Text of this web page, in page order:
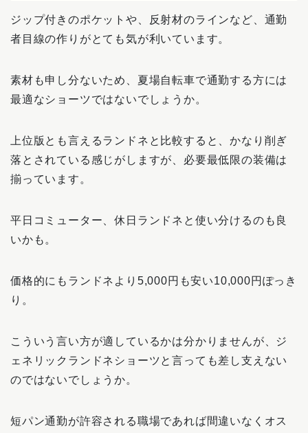
ジップ付きのポケットや、反射材のラインなど、通勤
者目線の作りがとても気が利いています。
素材も申し分ないため、夏場自転車で通勤する方には
最適なショーツではないでしょうか。
上位版とも言えるランドネと比較すると、かなり削ぎ
落とされている感じがしますが、必要最低限の装備は
揃っています。
平日コミューター、休日ランドネと使い分けるのも良
いかも。
価格的にもランドネより5,000円も安い10,000円ぽっき
り。
こういう言い方が適しているかは分かりませんが、ジ
ェネリックランドネショーツと言っても差し支えない
のではないでしょうか。
短パン通勤が許容される職場であれば間違いなくオス